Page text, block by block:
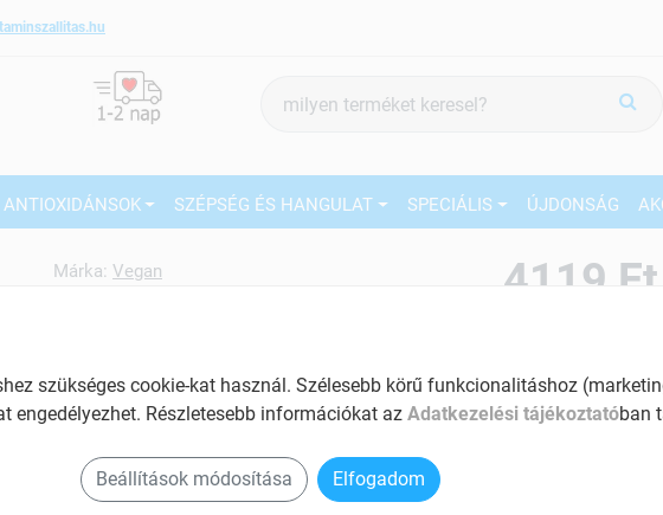
keresés
ANTIOXIDÁNSOK SZÉPSÉG ÉS HANGULAT SPECIÁLIS ÚJDONSÁG
Márka: Vegan
Tartalom: 600 g
Esszenciális aminosavakból ajánlott napi
beviteli érték 96%-át tartalmazza
4119 Ft
Készletinformáció:
Elfogyott
szükséges cookie-kat használ. Szélesebb körű funkcionalitáshoz
engedélyezhet. Részletesebb információkat az Adatkezelési tájékoztatóban
Beállítások módosítása Elfogadom